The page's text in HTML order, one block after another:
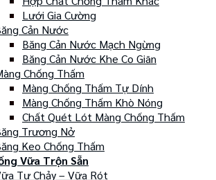
Lưới Gia Cường
Cản Nước
Băng Cản Nước Mạch Ngừng
Băng Cản Nước Khe Co Giãn
Chống Thấm
Màng Chống Thấm Tự Dính
Màng Chống Thấm Khò Nóng
Chất Quét Lót Màng Chống Thấm
Trương Nở
Keo Chống Thấm
Vữa Trộn Sẵn
Tự Chảy – Vữa Rót